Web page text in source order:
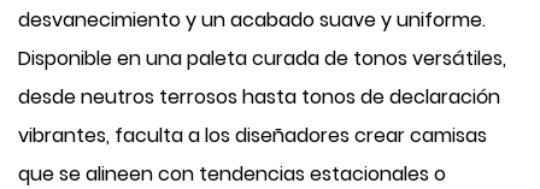
desvanecimiento y un acabado suave y uniforme.
Disponible en una paleta curada de tonos versátiles,
desde neutros terrosos hasta tonos de declaración
vibrantes, faculta a los diseñadores crear camisas
que se alineen con tendencias estacionales o